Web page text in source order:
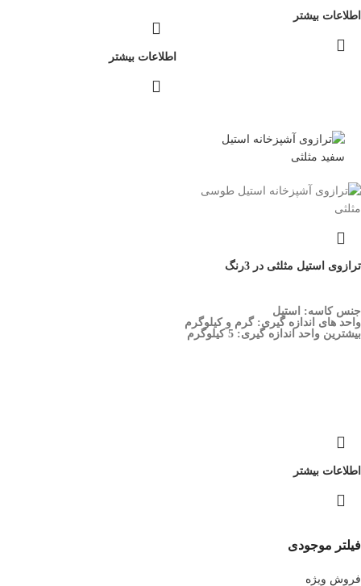
فیلتر موجودی
فروش ویژه
اطلاعات بیشتر
اطلاعات بیشتر
ترازوی استیل مثلثی در 3رنگ
جنس کاسه: استیل
واحد های اندازه گیری: گرم و کیلوگرم
بیشترین واحد اندازه گیری: 5 کیلوگرم
اطلاعات بیشتر